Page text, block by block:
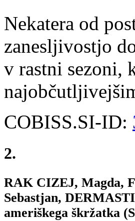
Nekatera od
zanesljivostjo
v rastni sezoni,
COBISS.SI-ID:
2.
RAK CIZEJ, Magda,
Sebastjan,
ameriškega škržatka